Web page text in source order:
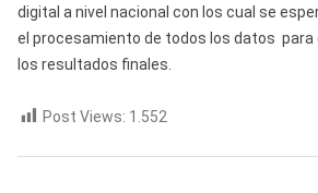
digital a nivel nacional con los cual se
el procesamiento de todos los datos para
los resultados finales.
Post Views: 1.552